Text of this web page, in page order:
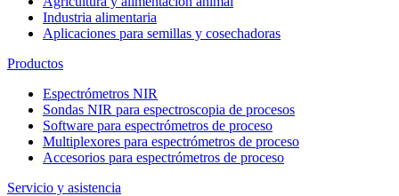
Industria alimentaria
Aplicaciones para semillas y cosechadoras
Productos
Espectrómetros NIR
Sondas NIR para espectroscopia de procesos
Software para espectrómetros de proceso
Multiplexores para espectrómetros de proceso
Accesorios para espectrómetros de proceso
Servicio y asistencia